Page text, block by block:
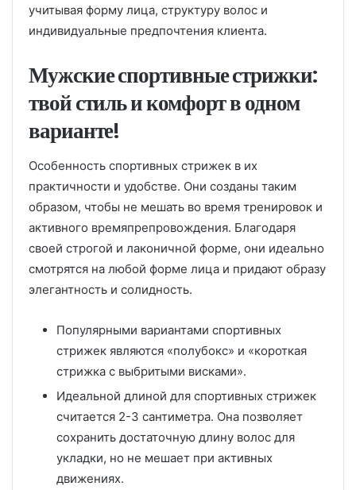
учитывая форму лица, структуру волос и
индивидуальные предпочтения клиента.
Мужские спортивные стрижки:
твой стиль и комфорт в одном
варианте!
Особенность спортивных стрижек в их
практичности и удобстве. Они созданы таким
образом, чтобы не мешать во время тренировок и
активного времяпрепровождения. Благодаря
своей строгой и лаконичной форме, они идеально
смотрятся на любой форме лица и придают образу
элегантность и солидность.
Популярными вариантами спортивных
стрижек являются «полубокс» и «короткая
стрижка с выбритыми висками».
Идеальной длиной для спортивных стрижек
считается 2-3 сантиметра. Она позволяет
сохранить достаточную длину волос для
укладки, но не мешает при активных
движениях.